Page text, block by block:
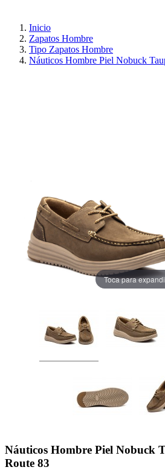
Inicio
Zapatos Hombre
Tipo Zapatos Hombre
Náuticos Hombre Piel Nobuck
Toca para
Náuticos Hombre Piel Nobuck
Route 83